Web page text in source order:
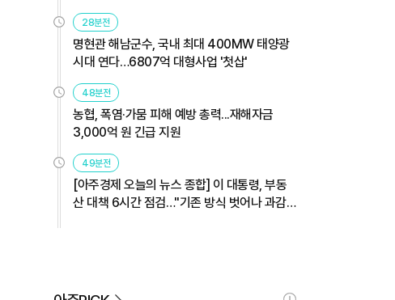
28분전
명현관 해남군수, 국내 최대 400MW 태양광
시대 연다…6807억 대형사업 '첫삽'
48분전
농협, 폭염·가뭄 피해 예방 총력...재해자금
3,000억 원 긴급 지원
49분전
[아주경제 오늘의 뉴스 종합] 이 대통령, 부동
산 대책 6시간 점검…"기존 방식 벗어나 과감